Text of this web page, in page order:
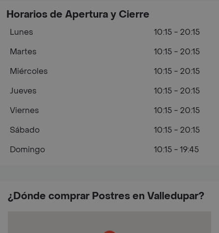
¿Dónde comprar Postres en Valledupar?
Horarios de Apertura y Cierre
Lunes
10:15 - 20:15
Martes
10:15 - 20:15
Miércoles
10:15 - 20:15
Jueves
10:15 - 20:15
Viernes
10:15 - 20:15
Sábado
10:15 - 20:15
Domingo
10:15 - 19:45